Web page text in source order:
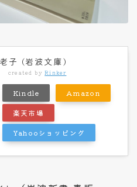
老子 (岩波文庫)
created byRinker
Kindle Amazon
楽天市場
Yahooショッピング